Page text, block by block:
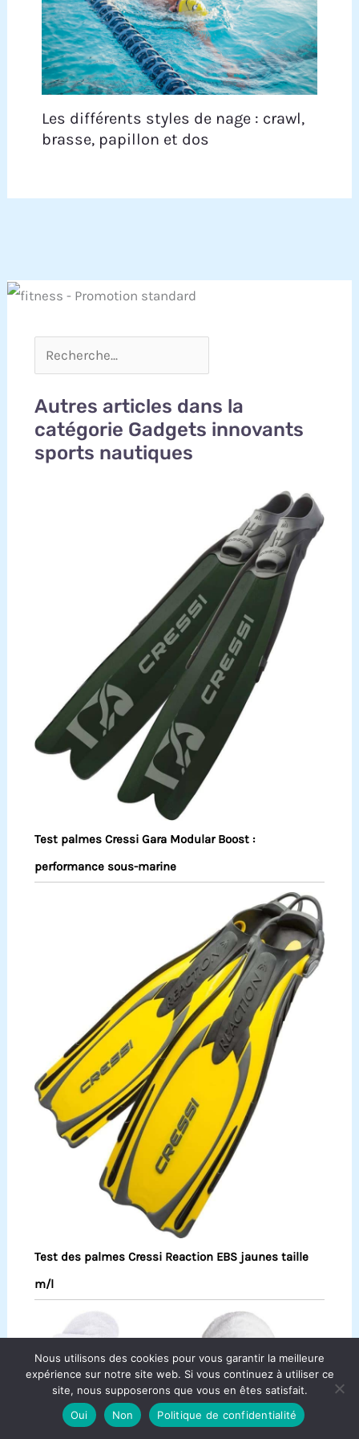
Les différents styles de nage : crawl,
brasse, papillon et dos
Autres articles dans la
catégorie Gadgets innovants
sports nautiques
Test palmes Cressi Gara Modular Boost :
performance sous-marine
Test des palmes Cressi Reaction EBS jaunes taille
m/l
Nous utilisons des cookies pour vous garantir la meilleure
expérience sur notre site web. Si vous continuez à utiliser ce
site, nous supposerons que vous en êtes satisfait.
Oui
Non Politique de confidentialité